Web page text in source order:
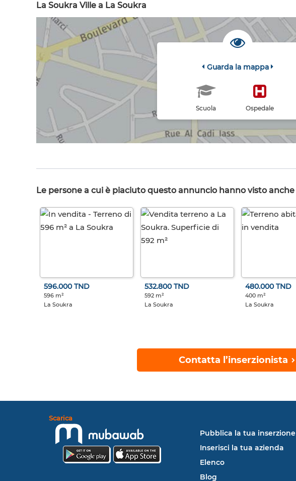
La Soukra Ville a La Soukra
Guarda la mappa
Scuola Ospedale
Le persone a cui è piaciuto questo annuncio hanno visto anche
596.000 TND
596 m²
La Soukra
532.800 TND
592 m²
La Soukra
480.000 TND
400 m²
La Soukra
Contatta l’inserzionista
Scarica
Pubblica la tua inserzione
Inserisci la tua azienda
Elenco
Blog